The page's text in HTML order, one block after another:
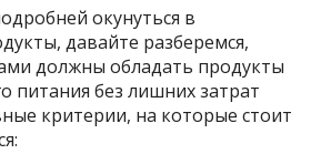
окунуться в
давайте разберемся,
должны обладать продукты
питания без лишних затрат
критерии, на которые стоит